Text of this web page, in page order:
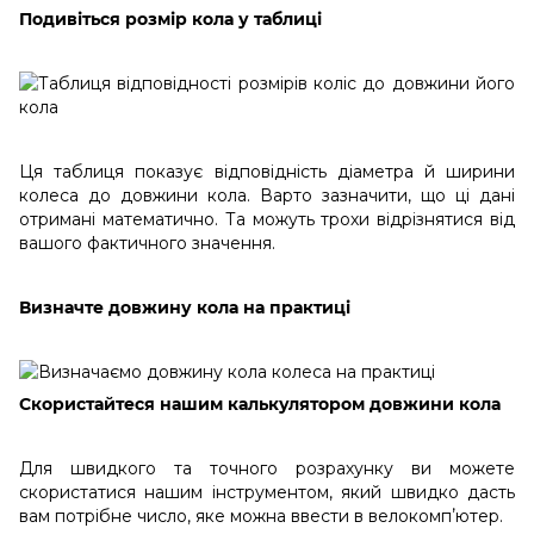
Подивіться розмір кола у таблиці
Ця таблиця показує відповідність діаметра й ширини
колеса до довжини кола. Варто зазначити, що ці дані
отримані математично. Та можуть трохи відрізнятися від
вашого фактичного значення.
Визначте довжину кола на практиці
Скористайтеся нашим калькулятором довжини кола
Для швидкого та точного розрахунку ви можете
скористатися нашим інструментом, який швидко дасть
вам потрібне число, яке можна ввести в велокомпʼютер.